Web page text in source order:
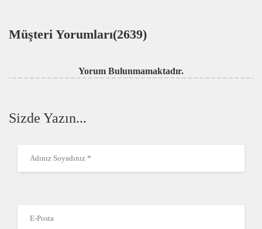
Müşteri Yorumları(2639)
Yorum Bulunmamaktadır.
Sizde Yazın...